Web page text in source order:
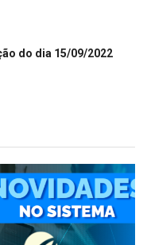
do dia 15/09/2022